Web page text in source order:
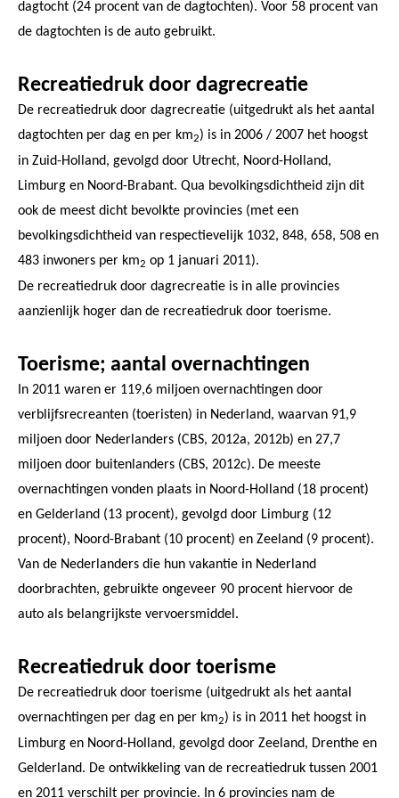
dagtocht (24 procent van de dagtochten). Voor 58 procent van
de dagtochten is de auto gebruikt.
Recreatiedruk door dagrecreatie
De recreatiedruk door dagrecreatie (uitgedrukt als het aantal
dagtochten per dag en per km2) is in 2006 / 2007 het hoogst
in Zuid-Holland, gevolgd door Utrecht, Noord-Holland,
Limburg en Noord-Brabant. Qua bevolkingsdichtheid zijn dit
ook de meest dicht bevolkte provincies (met een
bevolkingsdichtheid van respectievelijk 1032, 848, 658, 508 en
483 inwoners per km2 op 1 januari 2011).
De recreatiedruk door dagrecreatie is in alle provincies
aanzienlijk hoger dan de recreatiedruk door toerisme.
Toerisme; aantal overnachtingen
In 2011 waren er 119,6 miljoen overnachtingen door
verblijfsrecreanten (toeristen) in Nederland, waarvan 91,9
miljoen door Nederlanders (CBS, 2012a, 2012b) en 27,7
miljoen door buitenlanders (CBS, 2012c). De meeste
overnachtingen vonden plaats in Noord-Holland (18 procent)
en Gelderland (13 procent), gevolgd door Limburg (12
procent), Noord-Brabant (10 procent) en Zeeland (9 procent).
Van de Nederlanders die hun vakantie in Nederland
doorbrachten, gebruikte ongeveer 90 procent hiervoor de
auto als belangrijkste vervoersmiddel.
Recreatiedruk door toerisme
De recreatiedruk door toerisme (uitgedrukt als het aantal
overnachtingen per dag en per km2) is in 2011 het hoogst in
Limburg en Noord-Holland, gevolgd door Zeeland, Drenthe en
Gelderland. De ontwikkeling van de recreatiedruk tussen 2001
en 2011 verschilt per provincie. In 6 provincies nam de